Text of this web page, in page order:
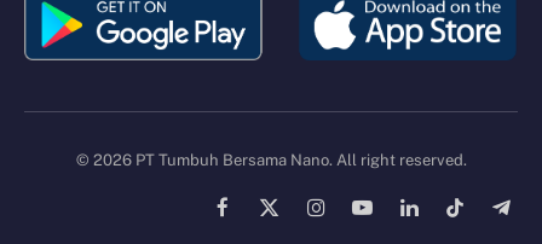
© 2026 PT Tumbuh Bersama Nano. All right reserved.
Facebook
X
InstagramYouTubeLinkedInTikTok